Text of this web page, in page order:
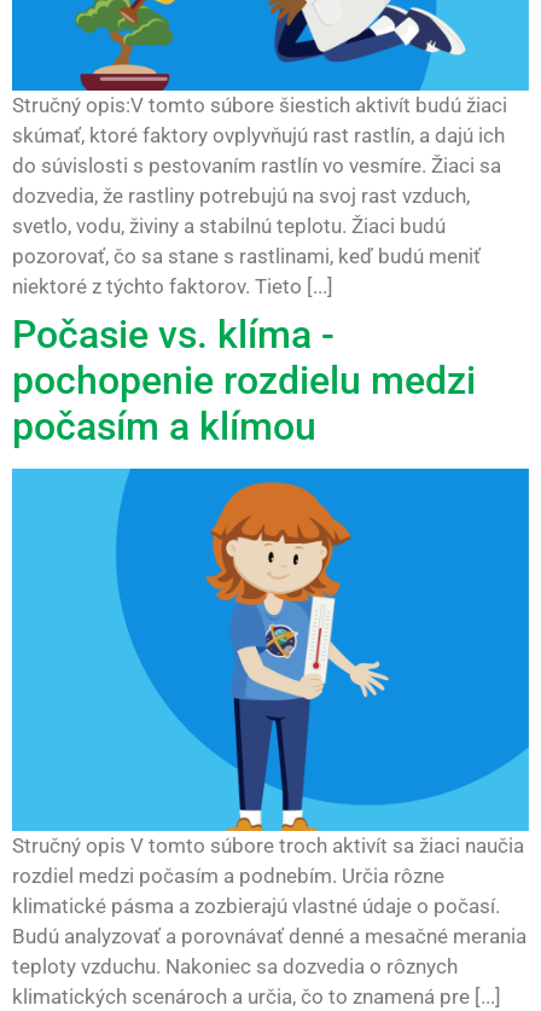
Stručný opis:V tomto súbore šiestich aktivít budú žiaci
skúmať, ktoré faktory ovplyvňujú rast rastlín, a dajú ich
do súvislosti s pestovaním rastlín vo vesmíre. Žiaci sa
dozvedia, že rastliny potrebujú na svoj rast vzduch,
svetlo, vodu, živiny a stabilnú teplotu. Žiaci budú
pozorovať, čo sa stane s rastlinami, keď budú meniť
niektoré z týchto faktorov. Tieto [...]
Počasie vs. klíma -
pochopenie rozdielu medzi
počasím a klímou
Stručný opis V tomto súbore troch aktivít sa žiaci naučia
rozdiel medzi počasím a podnebím. Určia rôzne
klimatické pásma a zozbierajú vlastné údaje o počasí.
Budú analyzovať a porovnávať denné a mesačné merania
teploty vzduchu. Nakoniec sa dozvedia o rôznych
klimatických scenároch a určia, čo to znamená pre [...]